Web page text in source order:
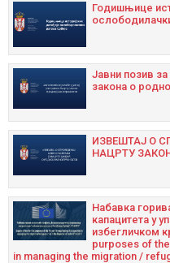
Годишњицe
Јавни позив
закона о
ИЗВЕШТАЈ О
НАЦРТУ
Набавка
капацитета у
избегличком
purposes of
in managing the migration /